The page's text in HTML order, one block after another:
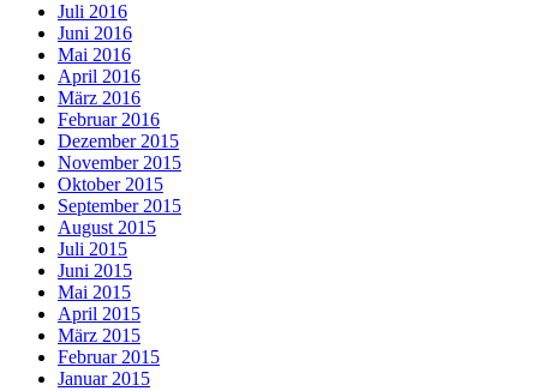
Juli 2016
Juni 2016
Mai 2016
April 2016
März 2016
Februar 2016
Dezember 2015
November 2015
Oktober 2015
September 2015
August 2015
Juli 2015
Juni 2015
Mai 2015
April 2015
März 2015
Februar 2015
Januar 2015